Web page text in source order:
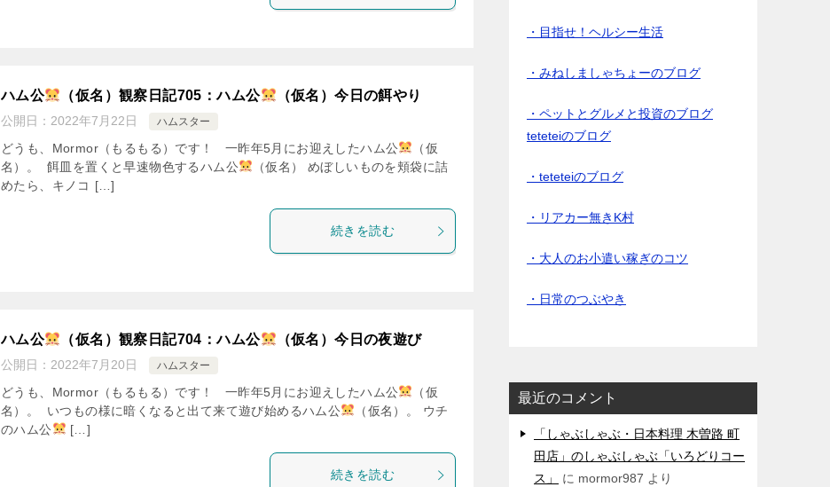
ハム公 （仮名）観察日記705：ハム公 （仮名）今日の餌やり
公開日： 2022年7月22日 ハムスター
どうも、Mormor（もるもる）です！ 一昨年5月にお迎えしたハム公
（仮
名）。 餌皿を置くと早速物色するハム公
（仮名） めぼしいものを頬袋に詰
めたら、キノコ […]
続きを読む
ハム公 （仮名）観察日記704：ハム公 （仮名）今日の夜遊び
公開日： 2022年7月20日 ハムスター
どうも、Mormor（もるもる）です！ 一昨年5月にお迎えしたハム公
（仮
名）。 いつもの様に暗くなると出て来て遊び始めるハム公
（仮名）。 ウチ
のハム公
[…]
続きを読む
・目指せ！ヘルシー生活
・みねしましゃちょーのブログ
・ペットとグルメと投資のブログ
teteteiのブログ
・teteteiのブログ
・リアカー無きK村
・大人のお小遣い稼ぎのコツ
・日常のつぶやき
最近のコメント
「しゃぶしゃぶ・日本料理 木曽路 町
田店」のしゃぶしゃぶ「いろどりコー
ス」
に mormor987 より